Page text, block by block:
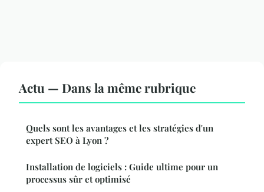
Actu — Dans la même rubrique
Quels sont les avantages et les stratégies d'un
expert SEO à Lyon ?
Installation de logiciels : Guide ultime pour un
processus sûr et optimisé